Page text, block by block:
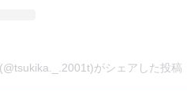
がシェアした投稿